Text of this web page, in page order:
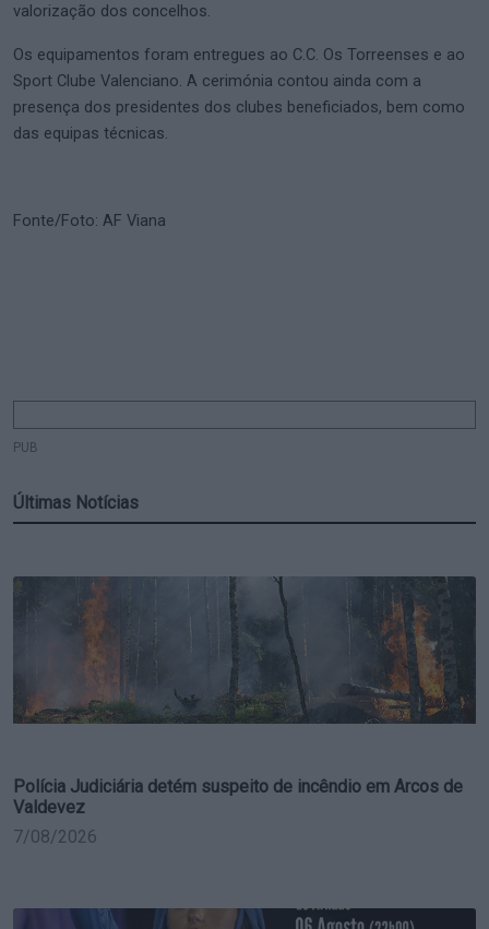
valorização dos concelhos.
Os equipamentos foram entregues ao C.C. Os Torreenses e ao
Sport Clube Valenciano. A cerimónia contou ainda com a
presença dos presidentes dos clubes beneficiados, bem como
das equipas técnicas.
Fonte/Foto: AF Viana
PUB
Últimas Notícias
Polícia Judiciária detém suspeito de incêndio em Arcos de
Valdevez
7/08/2026